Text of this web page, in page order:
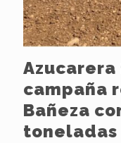
campaña
Bañeza